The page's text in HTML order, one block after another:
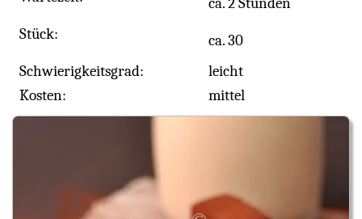
Stück:
ca. 30
Schwierigkeitsgrad:
leicht
Kosten:
mittel